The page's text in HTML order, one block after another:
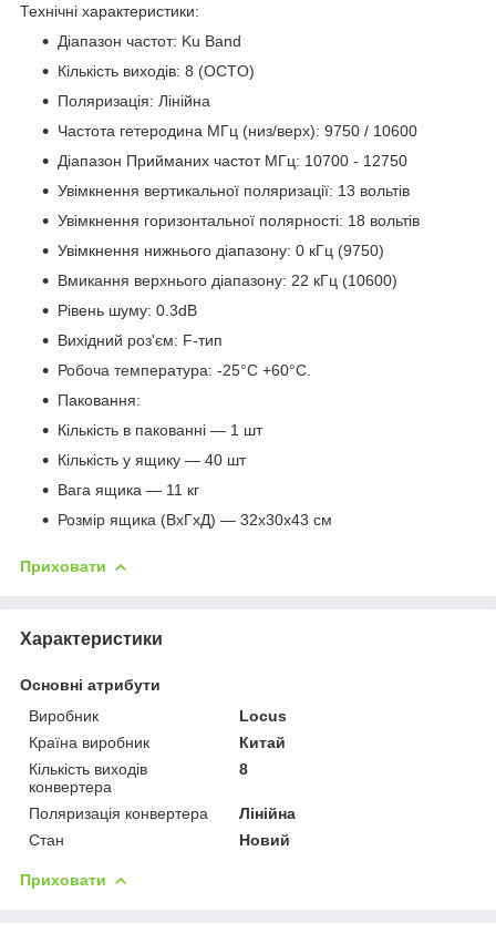
Технічні характеристики:
Діапазон частот: Ku Band
Кількість виходів: 8 (OCTO)
Поляризація: Лінійна
Частота гетеродина МГц (низ/верх): 9750 / 10600
Діапазон Прийманих частот МГц: 10700 - 12750
Увімкнення вертикальної поляризації: 13 вольтів
Увімкнення горизонтальної полярності: 18 вольтів
Увімкнення нижнього діапазону: 0 кГц (9750)
Вмикання верхнього діапазону: 22 кГц (10600)
Рівень шуму: 0.3dB
Вихідний роз'єм: F-тип
Робоча температура: -25°С +60°C.
Паковання:
Кількість в пакованні — 1 шт
Кількість у ящику — 40 шт
Вага ящика — 11 кг
Розмір ящика (ВxГxД) — 32x30x43 см
Приховати
Характеристики
Основні атрибути
Виробник
Locus
Країна виробник
Китай
Кількість виходів
конвертера
8
Поляризація конвертера
Лінійна
Стан
Новий
Приховати